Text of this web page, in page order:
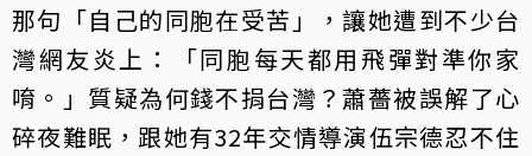
那句「自己的同胞在受苦」，讓她遭到不少台
灣網友炎上：「同胞每天都用飛彈對準你家
唷。」質疑為何錢不捐台灣？蕭薔被誤解了心
碎夜難眠，跟她有32年交情導演伍宗德忍不住